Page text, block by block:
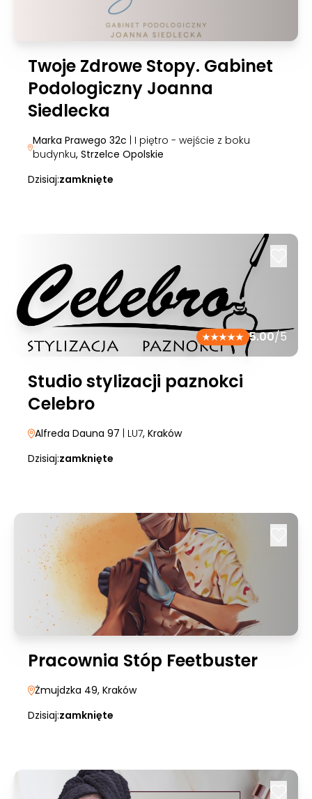
Twoje Zdrowe Stopy. Gabinet
Podologiczny Joanna
Siedlecka
Marka Prawego 32c | I piętro - wejście z boku
budynku, Strzelce Opolskie
Dzisiaj:zamknięte
5.00/5
Studio stylizacji paznokci
Celebro
Alfreda Dauna 97 | LU7, Kraków
Dzisiaj:zamknięte
Pracownia Stóp Feetbuster
Żmujdzka 49, Kraków
Dzisiaj:zamknięte